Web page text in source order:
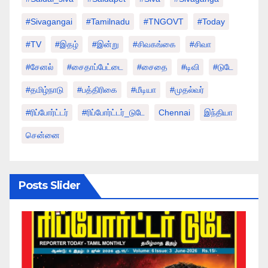
#sivagangai #tamilnadu #TNGOVT #today
#TV #இதழ் #இன்று #சிவகங்கை #சிவா
#சேனல் #சைதாப்பேட்டை #சைதை #டிவி #டுடே
#தமிழ்நாடு #பத்திரிகை #மீடியா #முதல்வர்
#ரிப்போர்ட்டர் #ரிப்போர்ட்டர்_டுடே Chennai இந்தியா
சென்னை
Posts Slider